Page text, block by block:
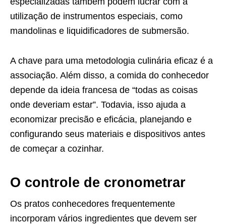
utilização de instrumentos especiais, como
mandolinas e liquidificadores de submersão.
A chave para uma metodologia culinária eficaz é a
associação. Além disso, a comida do conhecedor
depende da ideia francesa de “todas as coisas
onde deveriam estar”. Todavia, isso ajuda a
economizar precisão e eficácia, planejando e
configurando seus materiais e dispositivos antes
de começar a cozinhar.
O controle de cronometrar
Os pratos conhecedores frequentemente
incorporam vários ingredientes que devem ser